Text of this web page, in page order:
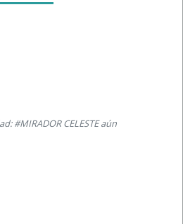
#MIRADOR CELESTE aún